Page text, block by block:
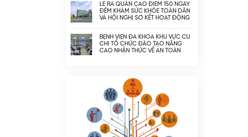
LỄ RA QUÂN CAO ĐIỂM 150 NGÀY
ĐÊM KHÁM SỨC KHỎE TOÀN DÂN
VÀ HỘI NGHỊ SƠ KẾT HOẠT ĐỘNG
MINH
BỆNH VIỆN ĐA KHOA KHU VỰC CỦ
CHI TỔ CHỨC ĐÀO TẠO NÂNG
CAO NHẬN THỨC VỀ AN TOÀN